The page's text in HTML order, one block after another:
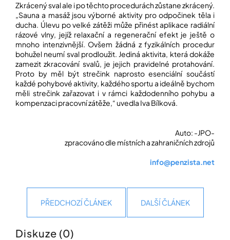
Zkrácený sval ale i po těchto procedurách zůstane zkrácený.
„Sauna a masáž jsou výborné aktivity pro odpočinek těla i
ducha. Úlevu po velké zátěži může přinést aplikace radiální
rázové vlny, jejíž relaxační a regenerační efekt je ještě o
mnoho intenzivnější. Ovšem žádná z fyzikálních procedur
bohužel neumí sval prodloužit. Jediná aktivita, která dokáže
zamezit zkracování svalů, je jejich pravidelné protahování.
Proto by měl být strečink naprosto esenciální součástí
každé pohybové aktivity, každého sportu a ideálně bychom
měli strečink zařazovat i v rámci každodenního pohybu a
kompenzaci pracovní zátěže,“ uvedla Iva Bílková.
Auto: -JPO-
zpracováno dle místních a zahraničních zdrojů
info@penzista.net
PŘEDCHOZÍ ČLÁNEK DALŠÍ ČLÁNEK
Diskuze (0)